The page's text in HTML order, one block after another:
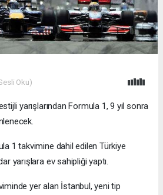
Oku)
yarışlarından Formula 1, 9 yıl sonra
1 takvimine dahil edilen Türkiye
yarışlara ev sahipliği yaptı.
yer alan İstanbul, yeni tip